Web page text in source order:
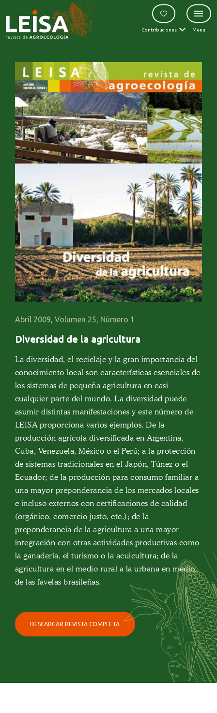
Contribuciones Menu
Abril 2009, Volumen 25, Número 1
Diversidad de la agricultura
La diversidad, el reciclaje y la gran importancia del
conocimiento local son características esenciales de
los sistemas de pequeña agricultura en casi
cualquier parte del mundo. La diversidad puede
asumir distintas manifestaciones y este número de
LEISA proporciona varios ejemplos. De la
producción agrícola diversificada en Argentina,
Cuba, Venezuela, México o el Perú; a la protección
de sistemas tradicionales en el Japón, Túnez o el
Ecuador; de la producción para consumo familiar a
una mayor preponderancia de los mercados locales
e incluso externos con certificaciones de calidad
(orgánico, comercio justo, etc.); de la
preponderancia de la agricultura a una mayor
integración con otras actividades productivas como
la ganadería, el turismo o la acuicultura; de la
agricultura en el medio rural a la urbana en medio
de las favelas brasileñas.
DESCARGAR REVISTA COMPLETA